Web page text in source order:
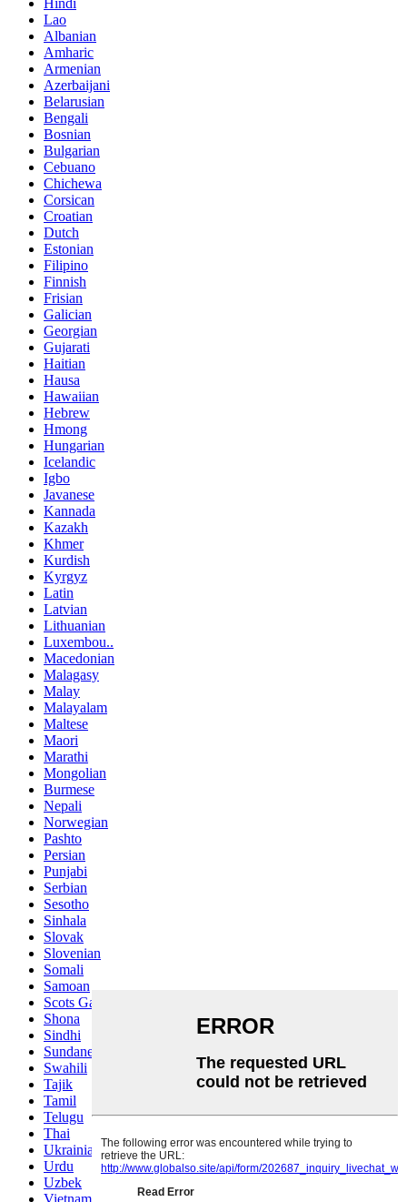
Lao
Albanian
Amharic
Armenian
Azerbaijani
Belarusian
Bengali
Bosnian
Bulgarian
Cebuano
Chichewa
Corsican
Croatian
Dutch
Estonian
Filipino
Finnish
Frisian
Galician
Georgian
Gujarati
Haitian
Hausa
Hawaiian
Hebrew
Hmong
Hungarian
Icelandic
Igbo
Javanese
Kannada
Kazakh
Khmer
Kurdish
Kyrgyz
Latin
Latvian
Lithuanian
Luxembou..
Macedonian
Malagasy
Malay
Malayalam
Maltese
Maori
Marathi
Mongolian
Burmese
Nepali
Norwegian
Pashto
Persian
Punjabi
Serbian
Sesotho
Sinhala
Slovak
Slovenian
Somali
Samoan
Scots Gaelic
Shona
Sindhi
Sundanese
Swahili
Tajik
Tamil
Telugu
Thai
Ukrainian
Urdu
Uzbek
Vietnamese